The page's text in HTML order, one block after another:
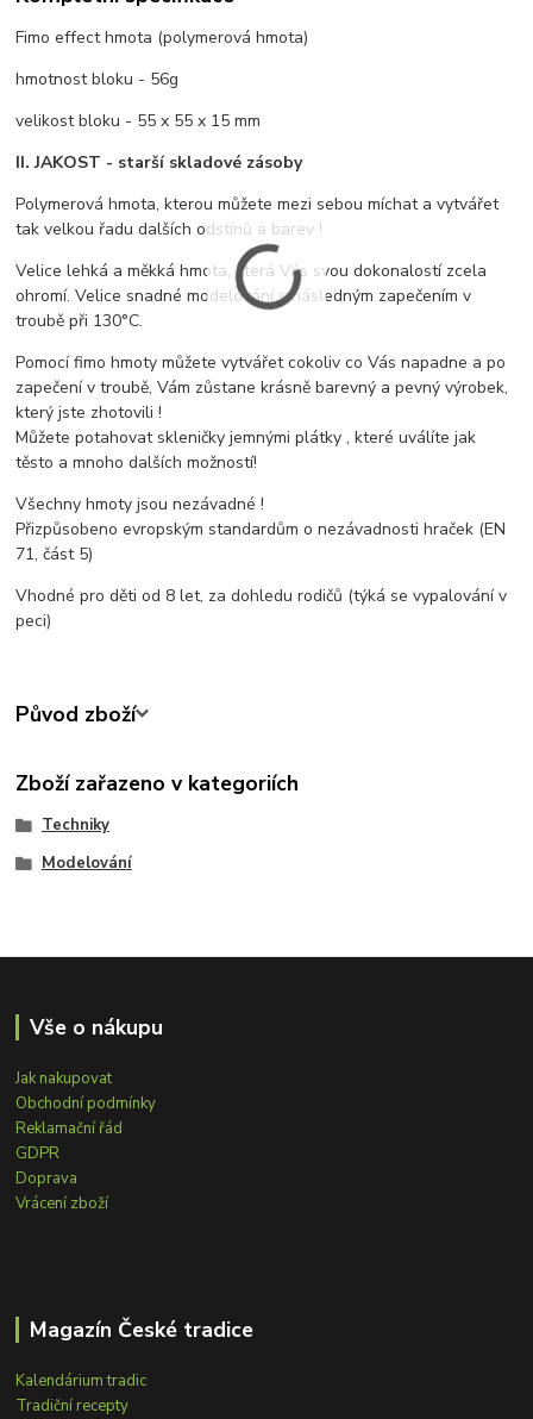
Fimo effect hmota (polymerová hmota)
hmotnost bloku - 56g
velikost bloku - 55 x 55 x 15 mm
II. JAKOST - starší skladové zásoby
Polymerová hmota, kterou můžete mezi sebou míchat a vytvářet
tak velkou řadu dalších odstínů a barev !
Velice lehká a měkká hmota, která Vás svou dokonalostí zcela
ohromí. Velice snadné modelování s následným zapečením v
troubě při 130°C.
Pomocí fimo hmoty můžete vytvářet cokoliv co Vás napadne a po
zapečení v troubě, Vám zůstane krásně barevný a pevný výrobek,
který jste zhotovili !
Můžete potahovat skleničky jemnými plátky , které uválíte jak
těsto a mnoho dalších možností!
Všechny hmoty jsou nezávadné !
Přizpůsobeno evropským standardům o nezávadnosti hraček (EN
71, část 5)
Vhodné pro děti od 8 let, za dohledu rodičů (týká se vypalování v
peci)
Původ zboží
Zboží zařazeno v kategoriích
Techniky
Modelování
Vše o nákupu
Jak nakupovat
Obchodní podmínky
Reklamační řád
GDPR
Doprava
Vrácení zboží
Magazín České tradice
Kalendárium tradic
Tradiční recepty